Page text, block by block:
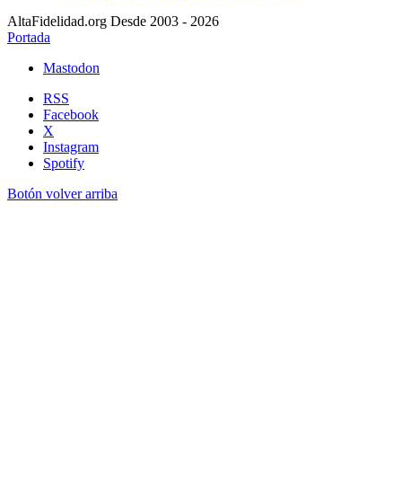
AltaFidelidad.org Desde 2003 - 2026
Portada
Mastodon
RSS
Facebook
X
Instagram
Spotify
Botón volver arriba